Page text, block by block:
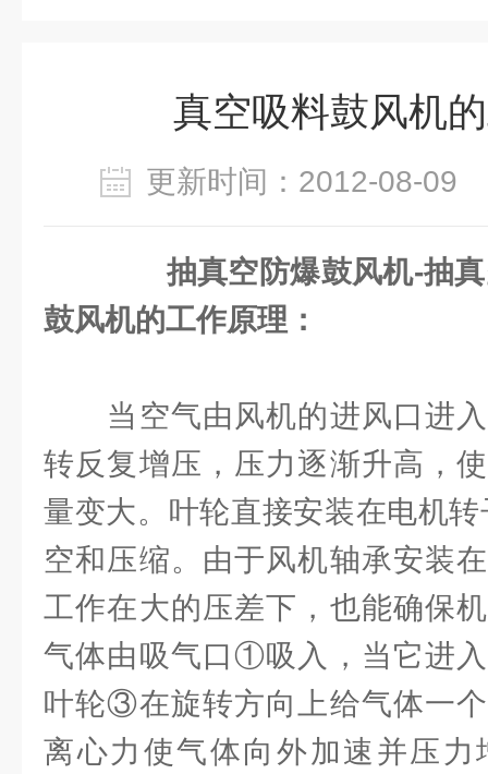
真空吸料鼓风机
更新时间：2012-08-
抽真空防爆鼓风机-抽
鼓风机的工作原理：
当空气由风机的进风口进入
转反复增压，压力逐渐升高，
量变大。叶轮直接安装在电机
空和压缩。由于风机轴承安装
工作在大的压差下，也能确保
气体由吸气口①吸入，当它进
叶轮③在旋转方向上给气体一
离心力使气体向外加速并压力